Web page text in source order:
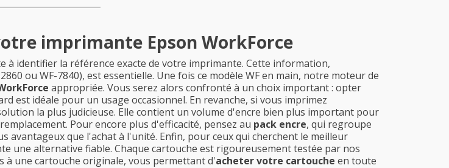
imprimante Epson WorkForce
identifier la référence exacte de votre imprimante. Cette information,
ou WF-7840), est essentielle. Une fois ce modèle WF en main, notre moteur de
appropriée. Vous serez alors confronté à un choix important : opter
est idéale pour un usage occasionnel. En revanche, si vous imprimez
la plus judicieuse. Elle contient un volume d'encre bien plus important pour
Pour encore plus d'efficacité, pensez au pack encre, qui regroupe
que l'achat à l'unité. Enfin, pour ceux qui cherchent le meilleur
une alternative fiable. Chaque cartouche est rigoureusement testée par nos
une cartouche originale, vous permettant d'acheter votre cartouche en toute